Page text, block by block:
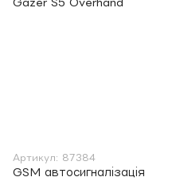
Артикул: 87384
GSM автосигналізація